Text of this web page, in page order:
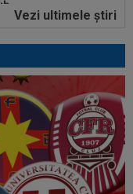
ți spun ce face
CFR Cluj, Edi
dat declarația
pentru
Vezi ultimele ştiri